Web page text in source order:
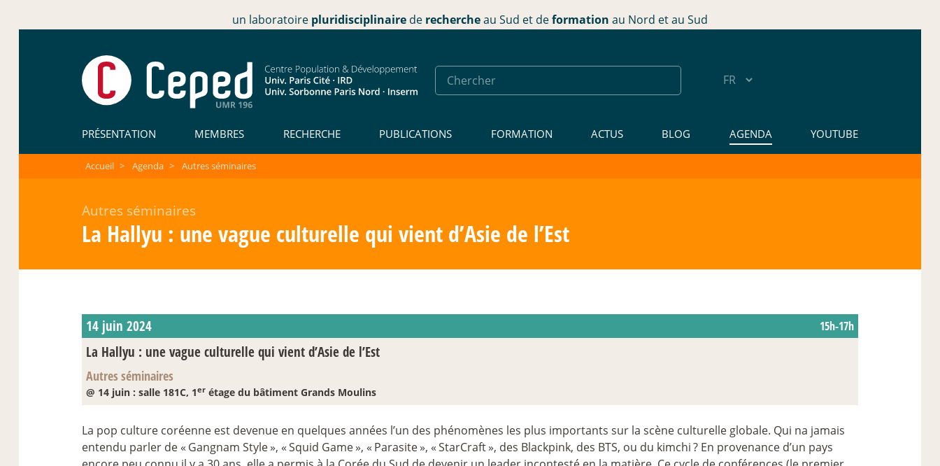
un laboratoire pluridisciplinaire de rechercheau Sud et deformation au Nord et au Sud
PRÉSENTATION MEMBRES RECHERCHE PUBLICATIONS FORMATION ACTUS BLOG AGENDA YOUTUBE
Accueil > Agenda > Autres séminaires
Autres séminaires
La Hallyu : une vague culturelle qui vient d’Asie de l’Est
14 juin 2024 15h-17h
La Hallyu : une vague culturelle qui vient d’Asie de l’Est
Autres séminaires
@ 14 juin : salle 181C, 1er étage du bâtiment Grands Moulins
La pop culture coréenne est devenue en quelques années l’un des phénomènes les plus importants sur la scène culturelle globale. Qui na jamais
entendu parler de « Gangnam Style», «Squid Game», « Parasite», «StarCraft», des Blackpink, des BTS, ou du kimchi? En provenance d’un pays